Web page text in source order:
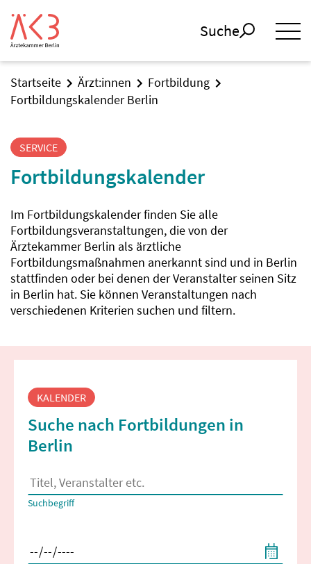
Suche
Startseite Ärzt:innen
Fortbildung
Fortbildungskalender Berlin
SERVICE
Fortbildungskalender
Im Fortbildungskalender finden Sie alle
Fortbildungsveranstaltungen, die von der
Ärztekammer Berlin als ärztliche
Fortbildungsmaßnahmen anerkannt sind und in Berlin
stattfinden oder bei denen der Veranstalter seinen Sitz
in Berlin hat. Sie können Veranstaltungen nach
verschiedenen Kriterien suchen und filtern.
Fortbildungssuche
KALENDER
Suche nach Fortbildungen in
Berlin
Es erscheinen Suchvorschläge, wenn mindestens 2 Zeichen
Suchbegriff